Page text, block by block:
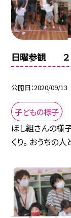
日曜参観 ２
公開日 2020/09/13
子どもの様子
ほし組さんの様
くり。 おうちの